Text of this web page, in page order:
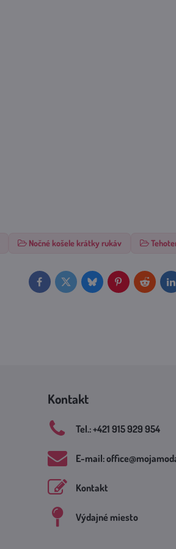
Nočné košele krátky rukáv
FacebookTwitterBlueskyPinterestReddit
Kontakt
Tel​.: +421 915 929 954
E-mail:
Kontakt
Výdajné miesto